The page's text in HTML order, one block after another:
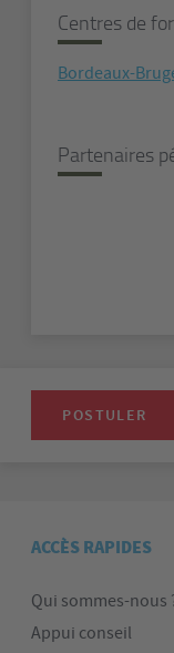
Centres de
Bordeaux-
Partenaires
POSTULER
ACCÈS RAPIDES
Qui sommes-nous
Appui conseil